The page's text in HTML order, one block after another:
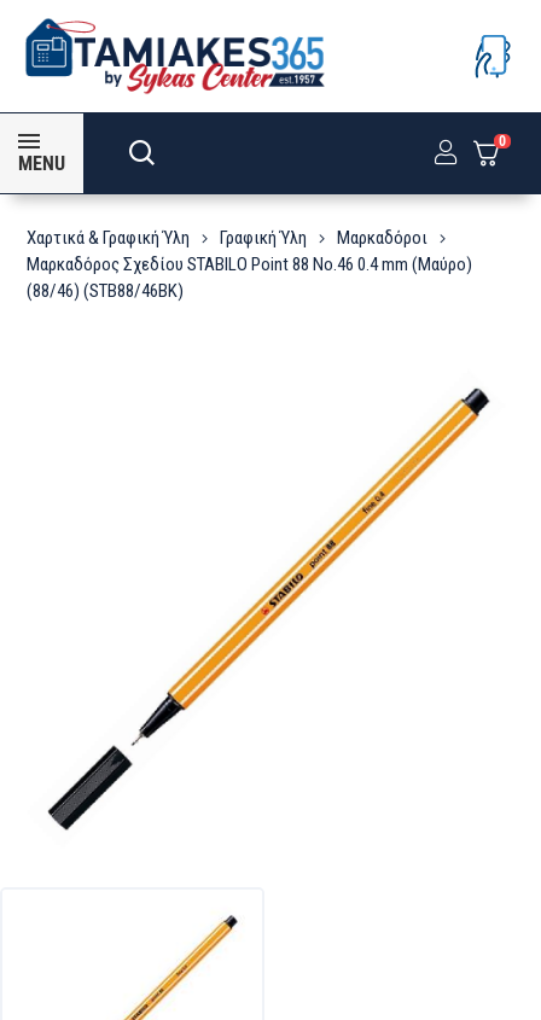
MENU
0
Χαρτικά & Γραφική Ύλη Γραφική Ύλη
Μαρκαδόροι
Μαρκαδόρος Σχεδίου STABILO Point 88 No.46 0.4 mm (Μαύρο)
(88/46) (STB88/46BK)